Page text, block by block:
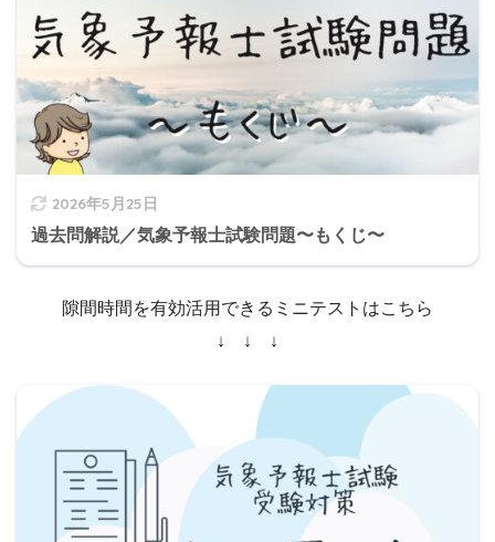
2026年5月25日
過去問解説／気象予報士試験問題〜もくじ〜
隙間時間を有効活用できるミニテストはこちら
↓ ↓ ↓